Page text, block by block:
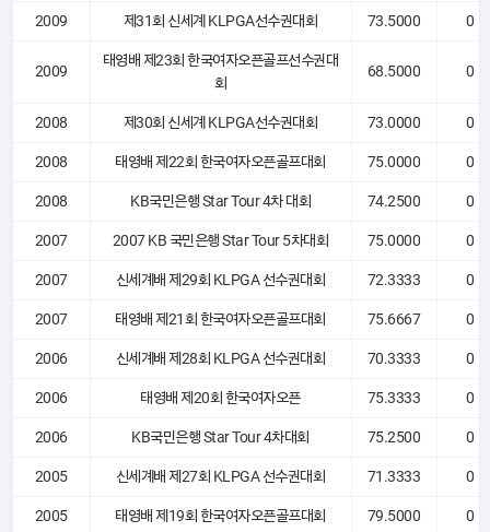
2009 제31회 신세계 KLPGA선수권대회 73.5000 0
2009
태영배 제23회 한국여자오픈골프선수권대
회
68.5000 0
2008 제30회 신세계 KLPGA선수권대회 73.0000 0
2008 태영배 제22회 한국여자오픈골프대회 75.0000 0
2008 KB국민은행 Star Tour 4차 대회 74.2500 0
2007 2007 KB 국민은행 Star Tour 5차대회 75.0000 0
2007 신세계배 제29회 KLPGA 선수권대회 72.3333 0
2007 태영배 제21회 한국여자오픈골프대회 75.6667 0
2006 신세계배 제28회 KLPGA 선수권대회 70.3333 0
2006 태영배 제20회 한국여자오픈 75.3333 0
2006 KB국민은행 Star Tour 4차대회 75.2500 0
2005 신세계배 제27회 KLPGA 선수권대회 71.3333 0
2005 태영배 제19회 한국여자오픈골프대회 79.5000 0